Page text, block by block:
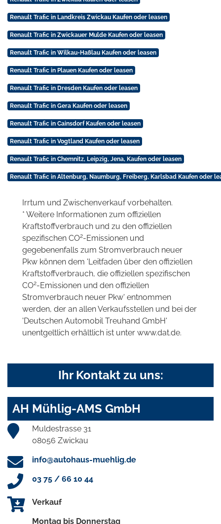
Renault Trafic in Landkreis Zwickau Kaufen oder leasen
Renault Trafic in Zwickauer Mulde Kaufen oder leasen
Renault Trafic in Wilkau-Haßlau Kaufen oder leasen
Renault Trafic in Plauen Kaufen oder leasen
Renault Trafic in Dresden Kaufen oder leasen
Renault Trafic in Gera Kaufen oder leasen
Renault Trafic in Cainsdorf Kaufen oder leasen
Renault Trafic in Vogtland Kaufen oder leasen
Renault Trafic in Chemnitz, Leipzig, Jena, Kaufen oder leasen
Renault Trafic in Altenburg, Naumburg, Freiberg, Karlsbad Kaufen oder
Irrtum und Zwischenverkauf vorbehalten.
* Weitere Informationen zum offiziellen
Kraftstoffverbrauch und zu den offiziellen
spezifischen CO2-Emissionen und
gegebenenfalls zum Stromverbrauch neuer
Pkw können dem 'Leitfaden über den offiziellen
Kraftstoffverbrauch, die offiziellen spezifischen
CO2-Emissionen und den offiziellen
Stromverbrauch neuer Pkw' entnommen
werden, der an allen Verkaufsstellen und bei der
'Deutschen Automobil Treuhand GmbH'
unentgeltlich erhältlich ist unter www.dat.de.
Ihr Kontakt zu uns:
AH Mühlig-AMS GmbH
Muldestrasse 31
08056 Zwickau
info@autohaus-muehlig.de
03 75 / 66 10 44
Verkauf
Montag bis Donnerstag